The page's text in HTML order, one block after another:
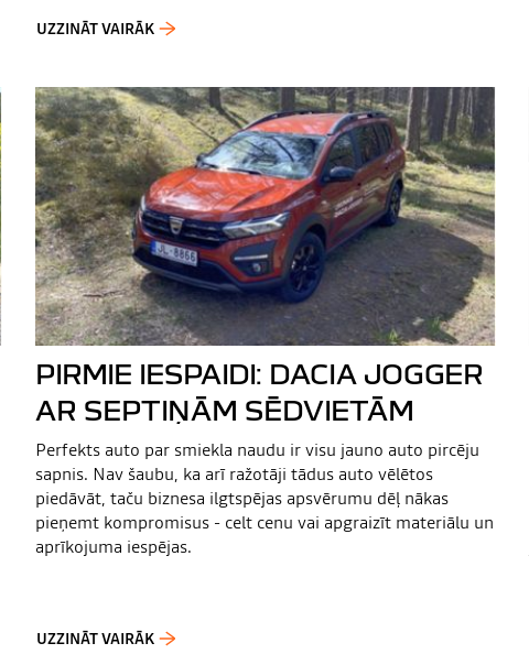
UZZINĀT VAIRĀK
PIRMIE IESPAIDI: DACIA JOGGER
AR SEPTIŅĀM SĒDVIETĀM
Perfekts auto par smiekla naudu ir visu jauno auto pircēju
sapnis. Nav šaubu, ka arī ražotāji tādus auto vēlētos
piedāvāt, taču biznesa ilgtspējas apsvērumu dēļ nākas
pieņemt kompromisus - celt cenu vai apgraizīt materiālu un
aprīkojuma iespējas.
UZZINĀT VAIRĀK